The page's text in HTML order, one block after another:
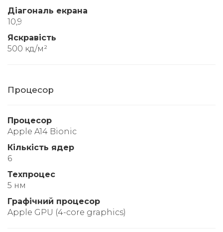
Діагональ екрана
10,9
Яскравість
500 кд/м²
Процесор
Процесор
Apple A14 Bionic
Кількість ядер
6
Техпроцес
5 нм
Графічний процесор
Apple GPU (4-core graphics)